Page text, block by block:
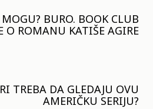
BURO. BOOK CLUB
O ROMANU KATIŠE AGIRE
TREBA DA GLEDAJU OVU
AMERIČKU SERIJU?